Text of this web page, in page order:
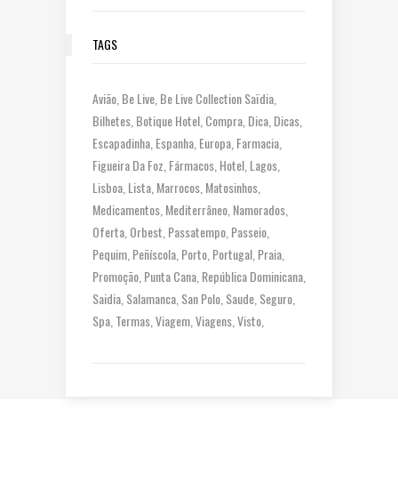
TAGS
Avião Be Live Be Live Collection Saïdia
Bilhetes Botique Hotel Compra Dica Dicas
Escapadinha Espanha Europa Farmacia
Figueira Da Foz Fármacos Hotel Lagos
Lisboa Lista Marrocos Matosinhos
Medicamentos Mediterrâneo Namorados
Oferta Orbest Passatempo Passeio
Pequim Peñíscola Porto Portugal Praia
Promoção Punta Cana República Dominicana
Saidia Salamanca San Polo Saude Seguro
Spa Termas Viagem Viagens Visto